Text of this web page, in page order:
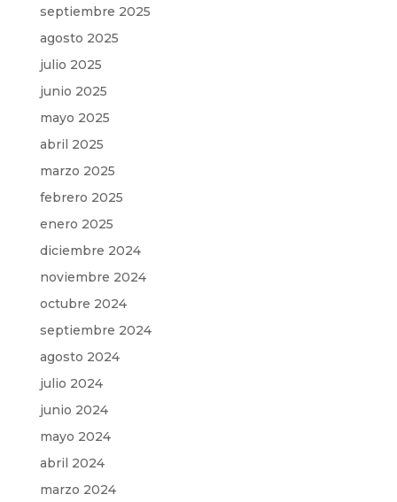
septiembre 2025
agosto 2025
julio 2025
junio 2025
mayo 2025
abril 2025
marzo 2025
febrero 2025
enero 2025
diciembre 2024
noviembre 2024
octubre 2024
septiembre 2024
agosto 2024
julio 2024
junio 2024
mayo 2024
abril 2024
marzo 2024